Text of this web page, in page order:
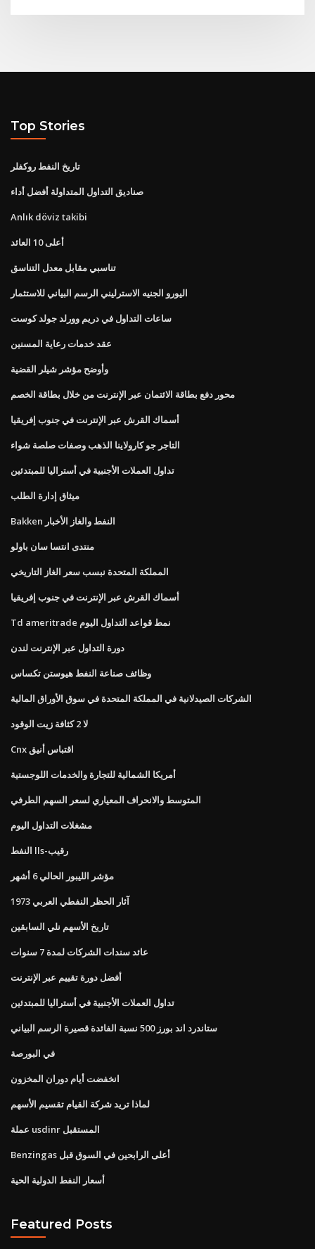
Top Stories
تاريخ النفط روكفلر
صناديق التداول المتداولة أفضل أداء
Anlık döviz takibi
أعلى 10 العائد
تناسبي مقابل معدل التناسق
اليورو الجنيه الاسترليني الرسم البياني للاستثمار
ساعات التداول في دريم وورلد جولد كوست
عقد خدمات رعاية المسنين
وأوضح مؤشر شيلر القضية
محور دفع بطاقة الائتمان عبر الإنترنت من خلال بطاقة الخصم
أسماك القرش عبر الإنترنت في جنوب إفريقيا
التاجر جو كارولاينا الذهب وصفات صلصة شواء
تداول العملات الأجنبية في أستراليا للمبتدئين
ميثاق إدارة الطلب
Bakken النفط والغاز الأخبار
منتدى انتسا سان باولو
المملكة المتحدة نبسب سعر الغاز التاريخي
أسماك القرش عبر الإنترنت في جنوب إفريقيا
Td ameritrade نمط قواعد التداول اليوم
دورة التداول عبر الإنترنت لندن
وظائف صناعة النفط هيوستن تكساس
الشركات الصيدلانية في المملكة المتحدة في سوق الأوراق المالية
لا 2 كثافة زيت الوقود
Cnx اقتباس أنيق
أمريكا الشمالية للتجارة والخدمات اللوجستية
المتوسط ​​والانحراف المعياري لسعر السهم الطرفي
مشغلات التداول اليوم
النفط lls-رقيب
مؤشر الليبور الحالي 6 أشهر
1973 آثار الحظر النفطي العربي
تاريخ الأسهم نلي السابقين
عائد سندات الشركات لمدة 7 سنوات
أفضل دورة تقييم عبر الإنترنت
تداول العملات الأجنبية في أستراليا للمبتدئين
ستاندرد اند بورز 500 نسبة الفائدة قصيرة الرسم البياني
في البورصة
انخفضت أيام دوران المخزون
لماذا تريد شركة القيام تقسيم الأسهم
عملة usdinr المستقبل
Benzingas أعلى الرابحين في السوق قبل
أسعار النفط الدولية الحية
Featured Posts